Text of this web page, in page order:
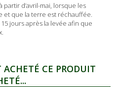
partir d’avril-mai, lorsque les
et que la terre est réchauffée.
jours après la levée afin que
CE PRODUIT